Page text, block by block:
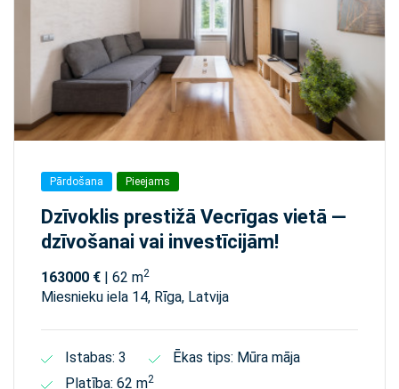
Pārdošana Pieejams
Dzīvoklis prestižā Vecrīgas vietā —
dzīvošanai vai investīcijām!
163000 € | 62 m2
Miesnieku iela 14, Rīga, Latvija
Istabas: 3
Ēkas tips: Mūra māja
Platība: 62 m2